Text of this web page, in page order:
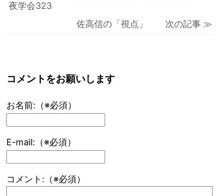
夜学会323
佐高信の「視点」 次の記事 ≫
コメントをお願いします
お名前:（※必須）
E-mail:（※必須）
コメント:（※必須）